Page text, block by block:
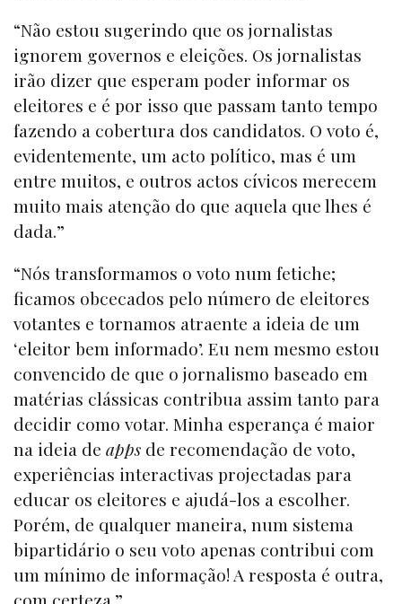
“Não estou sugerindo que os jornalistas
ignorem governos e eleições. Os jornalistas
irão dizer que esperam poder informar os
eleitores e é por isso que passam tanto tempo
fazendo a cobertura dos candidatos. O voto é,
evidentemente, um acto político, mas é um
entre muitos, e outros actos cívicos merecem
muito mais atenção do que aquela que lhes é
dada.”
“Nós transformamos o voto num fetiche;
ficamos obcecados pelo número de eleitores
votantes e tornamos atraente a ideia de um
‘eleitor bem informado’. Eu nem mesmo estou
convencido de que o jornalismo baseado em
matérias clássicas contribua assim tanto para
decidir como votar. Minha esperança é maior
na ideia de apps de recomendação de voto,
experiências interactivas projectadas para
educar os eleitores e ajudá-los a escolher.
Porém, de qualquer maneira, num sistema
bipartidário o seu voto apenas contribui com
um mínimo de informação! A resposta é outra,